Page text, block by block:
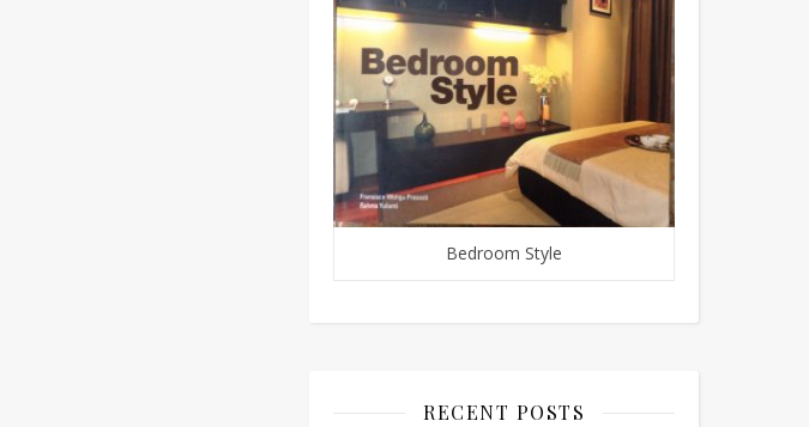
Bedroom Style
RECENT POSTS